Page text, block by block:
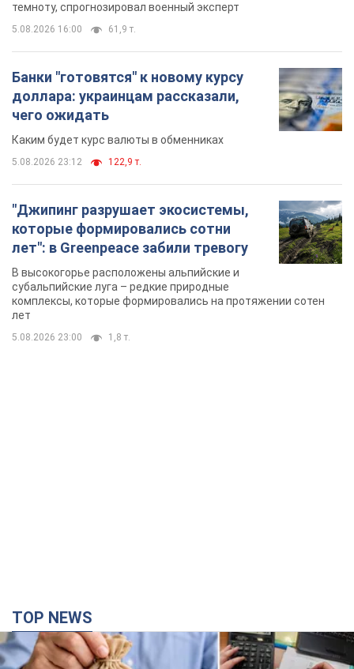
темноту, спрогнозировал военный эксперт
5.08.2026 16:00 61,9 т.
Банки "готовятся" к новому курсу
доллара: украинцам рассказали,
чего ожидать
Каким будет курс валюты в обменниках
5.08.2026 23:12 122,9 т.
"Джипинг разрушает экосистемы,
которые формировались сотни
лет": в Greenpeace забили тревогу
В высокогорье расположены альпийские и
субальпийские луга – редкие природные
комплексы, которые формировались на протяжении сотен
лет
5.08.2026 23:00 1,8 т.
TOP NEWS